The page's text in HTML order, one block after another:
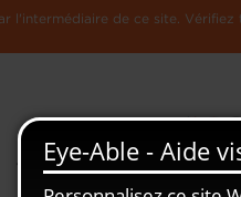
l'intermédiaire de ce site. Vérifiez
Recherche
Toute